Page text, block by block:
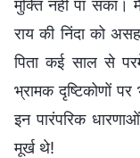
मुक्ति नहीं पा सका।
राय की निंदा को
पिता कई साल से
भ्रामक दृष्टिकोणों
इन पारंपरिक
मूर्ख थे!